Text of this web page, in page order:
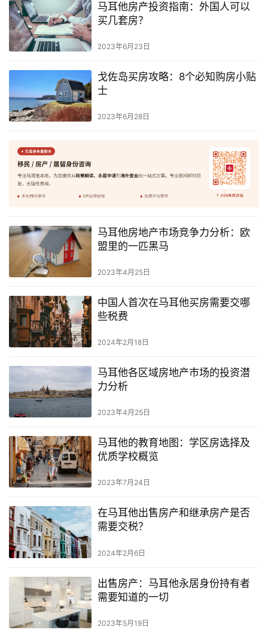
马耳他房产投资指南：外国人可以
买几套房？
2023年6月23日
戈佐岛买房攻略：8个必知购房小贴
士
2023年6月28日
马耳他房地产市场竞争力分析：欧
盟里的一匹黑马
2023年4月25日
中国人首次在马耳他买房需要交哪
些税费
2024年2月18日
马耳他各区域房地产市场的投资潜
力分析
2023年4月25日
马耳他的教育地图：学区房选择及
优质学校概览
2023年7月24日
在马耳他出售房产和继承房产是否
需要交税？
2024年2月6日
出售房产：马耳他永居身份持有者
需要知道的一切
2023年5月19日